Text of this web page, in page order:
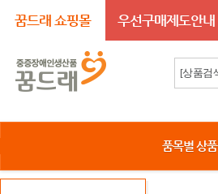
꿈드래 쇼핑몰 우선구매제도안내
품목별 상품